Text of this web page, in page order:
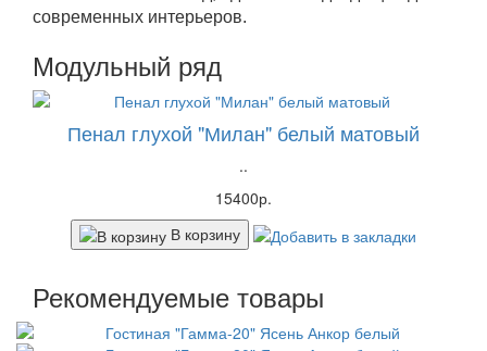
современных интерьеров.
Модульный ряд
Пенал глухой "Милан" белый матовый
..
15400р.
В корзину
Рекомендуемые товары